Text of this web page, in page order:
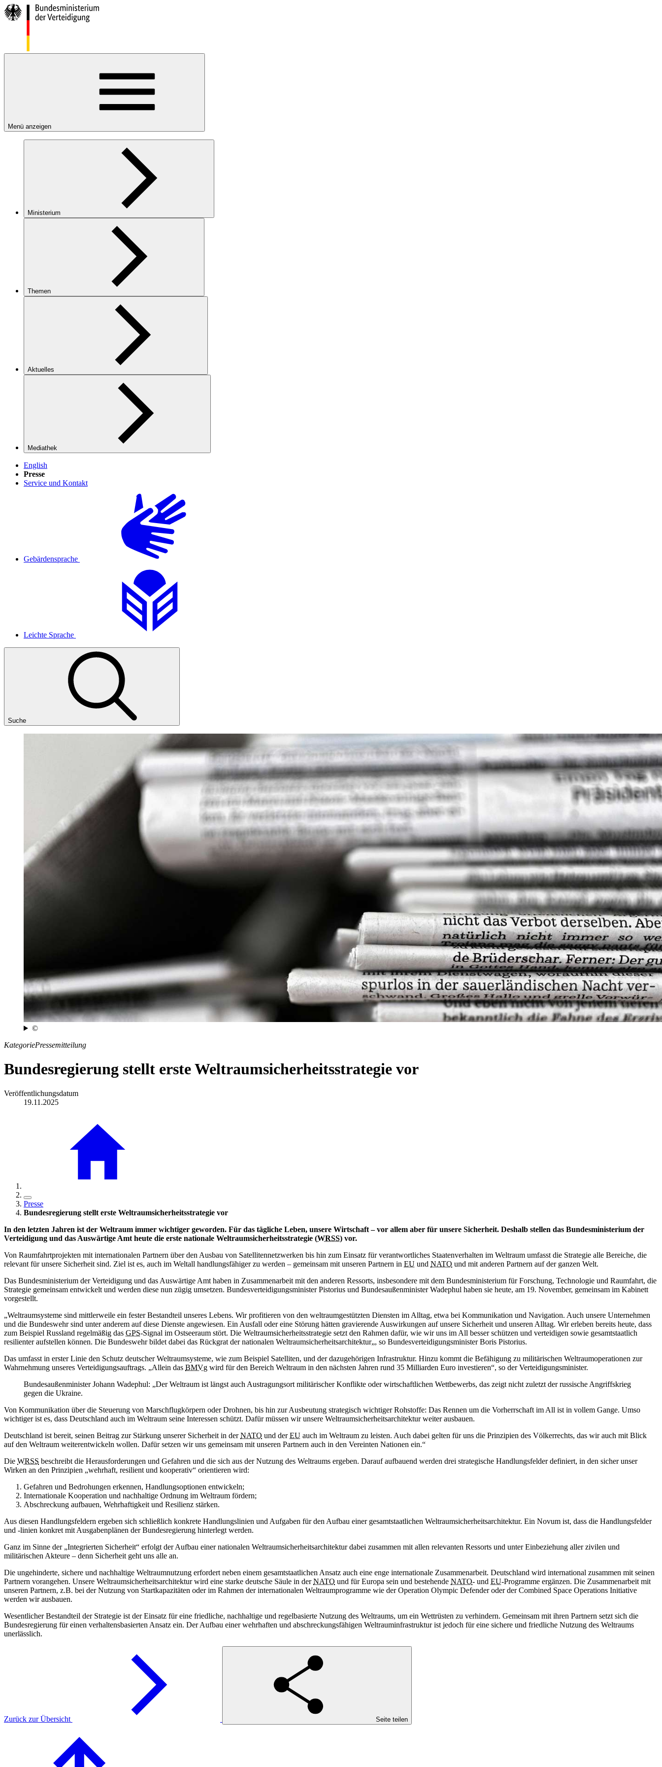
Menü anzeigen
Ministerium
Themen
Aktuelles
Mediathek
English
Presse
Service und Kontakt
Gebärdensprache
Leichte Sprache
Suche
©
KategoriePressemitteilung
Bundesregierung stellt erste Weltraumsicherheitsstrategie vor
Veröffentlichungsdatum
19.11.2025
Presse
Bundesregierung stellt erste Weltraumsicherheitsstrategie vor
In den letzten Jahren ist der Weltraum immer wichtiger geworden. Für das tägliche Leben, unsere Wirtschaft – vor allem aber für unsere Sicherheit. Deshalb stellen das Bundesministerium der
Verteidigung und das Auswärtige Amt heute die erste nationale Weltraumsicherheitsstrategie (WRSS) vor.
Von Raumfahrtprojekten mit internationalen Partnern über den Ausbau von Satellitennetzwerken bis hin zum Einsatz für verantwortliches Staatenverhalten im Weltraum umfasst die Strategie alle Bereiche, die
relevant für unsere Sicherheit sind. Ziel ist es, auch im Weltall handlungsfähiger zu werden – gemeinsam mit unseren Partnern in EU und NATO und mit anderen Partnern auf der ganzen Welt.
Das Bundesministerium der Verteidigung und das Auswärtige Amt haben in Zusammenarbeit mit den anderen Ressorts, insbesondere mit dem Bundesministerium für Forschung, Technologie und Raumfahrt, die
Strategie gemeinsam entwickelt und werden diese nun zügig umsetzen. Bundesverteidigungsminister Pistorius und Bundesaußenminister Wadephul haben sie heute, am 19. November, gemeinsam im Kabinett
vorgestellt.
„Weltraumsysteme sind mittlerweile ein fester Bestandteil unseres Lebens. Wir profitieren von den weltraumgestützten Diensten im Alltag, etwa bei Kommunikation und Navigation. Auch unsere Unternehmen
und die Bundeswehr sind unter anderem auf diese Dienste angewiesen. Ein Ausfall oder eine Störung hätten gravierende Auswirkungen auf unsere Sicherheit und unseren Alltag. Wir erleben bereits heute, dass
zum Beispiel Russland regelmäßig das GPS-Signal im Ostseeraum stört. Die Weltraumsicherheitsstrategie setzt den Rahmen dafür, wie wir uns im All besser schützen und verteidigen sowie gesamtstaatlich
resilienter aufstellen können. Die Bundeswehr bildet dabei das Rückgrat der nationalen Weltraumsicherheitsarchitektur„, so Bundesverteidigungsminister Boris Pistorius.
Das umfasst in erster Linie den Schutz deutscher Weltraumsysteme, wie zum Beispiel Satelliten, und der dazugehörigen Infrastruktur. Hinzu kommt die Befähigung zu militärischen Weltraumoperationen zur
Wahrnehmung unseres Verteidigungsauftrags. „Allein das BMVg wird für den Bereich Weltraum in den nächsten Jahren rund 35 Milliarden Euro investieren“, so der Verteidigungsminister.
Bundesaußenminister Johann Wadephul: „Der Weltraum ist längst auch Austragungsort militärischer Konflikte oder wirtschaftlichen Wettbewerbs, das zeigt nicht zuletzt der russische Angriffskrieg
gegen die Ukraine.
Von Kommunikation über die Steuerung von Marschflugkörpern oder Drohnen, bis hin zur Ausbeutung strategisch wichtiger Rohstoffe: Das Rennen um die Vorherrschaft im All ist in vollem Gange. Umso
wichtiger ist es, dass Deutschland auch im Weltraum seine Interessen schützt. Dafür müssen wir unsere Weltraumsicherheitsarchitektur weiter ausbauen.
Deutschland ist bereit, seinen Beitrag zur Stärkung unserer Sicherheit in derNATO und derEU auch im Weltraum zu leisten. Auch dabei gelten für uns die Prinzipien des Völkerrechts, das wir auch mit Blick
auf den Weltraum weiterentwickeln wollen. Dafür setzen wir uns gemeinsam mit unseren Partnern auch in den Vereinten Nationen ein.“
Die WRSS beschreibt die Herausforderungen und Gefahren und die sich aus der Nutzung des Weltraums ergeben. Darauf aufbauend werden drei strategische Handlungsfelder definiert, in den sicher unser
Wirken an den Prinzipien „wehrhaft, resilient und kooperativ“ orientieren wird:
Gefahren und Bedrohungen erkennen, Handlungsoptionen entwickeln;
Internationale Kooperation und nachhaltige Ordnung im Weltraum fördern;
Abschreckung aufbauen, Wehrhaftigkeit und Resilienz stärken.
Aus diesen Handlungsfeldern ergeben sich schließlich konkrete Handlungslinien und Aufgaben für den Aufbau einer gesamtstaatlichen Weltraumsicherheitsarchitektur. Ein Novum ist, dass die Handlungsfelder
und -linien konkret mit Ausgabenplänen der Bundesregierung hinterlegt werden.
Ganz im Sinne der „Integrierten Sicherheit“ erfolgt der Aufbau einer nationalen Weltraumsicherheitsarchitektur dabei zusammen mit allen relevanten Ressorts und unter Einbeziehung aller zivilen und
militärischen Akteure – denn Sicherheit geht uns alle an.
Die ungehinderte, sichere und nachhaltige Weltraumnutzung erfordert neben einem gesamtstaatlichen Ansatz auch eine enge internationale Zusammenarbeit. Deutschland wird international zusammen mit seinen
Partnern vorangehen. Unsere Weltraumsicherheitsarchitektur wird eine starke deutsche Säule in derNATO und für Europa sein und bestehende NATO- und EU-Programme ergänzen. Die Zusammenarbeit mit
unseren Partnern, z.B. bei der Nutzung von Startkapazitäten oder im Rahmen der internationalen Weltraumprogramme wie der Operation Olympic Defender oder der Combined Space Operations Initiative
werden wir ausbauen.
Wesentlicher Bestandteil der Strategie ist der Einsatz für eine friedliche, nachhaltige und regelbasierte Nutzung des Weltraums, um ein Wettrüsten zu verhindern. Gemeinsam mit ihren Partnern setzt sich die
Bundesregierung für einen verhaltensbasierten Ansatz ein. Der Aufbau einer wehrhaften und abschreckungsfähigen Weltrauminfrastruktur ist jedoch für eine sichere und friedliche Nutzung des Weltraums
unerlässlich.
Zurück zur Übersicht Seite teilen